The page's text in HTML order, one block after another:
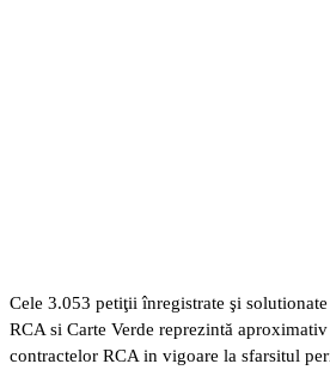
Cele 3.053 petiţii înregistrate şi
RCA si Carte Verde reprezintă
contractelor RCA in vigoare la sfarsitul